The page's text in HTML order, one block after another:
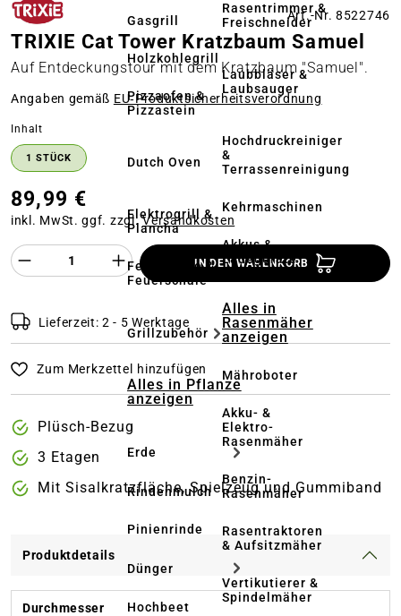
Gasgrill
Holzkohlegrill
Pizzaofen &
Pizzastein
Dutch Oven
Elektrogrill &
Plancha
Feuerstelle &
Feuerschale
Grillzubehör
Alles in Pflanze
anzeigen
Erde
Rindenmulch
Pinienrinde
Dünger
Hochbeet
Rasentrimmer &
Freischneider
Laubbläser &
Laubsauger
Hochdruckreiniger
&
Terrassenreinigung
Kehrmaschinen
Akkus &
Ladegeräte
Alles in
Rasenmäher
anzeigen
Mähroboter
Akku- &
Elektro-
Rasenmäher
Benzin-
Rasenmäher
Rasentraktoren
& Aufsitzmäher
Vertikutierer &
Spindelmäher
Art.-Nr. 8522746
TRIXIE Cat Tower Kratzbaum Samuel
Auf Entdeckungstour mit dem Kratzbaum "Samuel".
Angaben gemäß EU‑Produktsicherheitsverordnung
Inhalt
1 STÜCK
89,99 €
inkl. MwSt. ggf. zzgl.Versandkosten
Produkt Anzahl des Produktes
IN DEN WARENKORB
Lieferzeit: 2 - 5 Werktage
Zum Merkzettel hinzufügen
Plüsch-Bezug
3 Etagen
Mit Sisalkratzfläche, Spielzeug und Gummiband
Produktdetails
Durchmesser